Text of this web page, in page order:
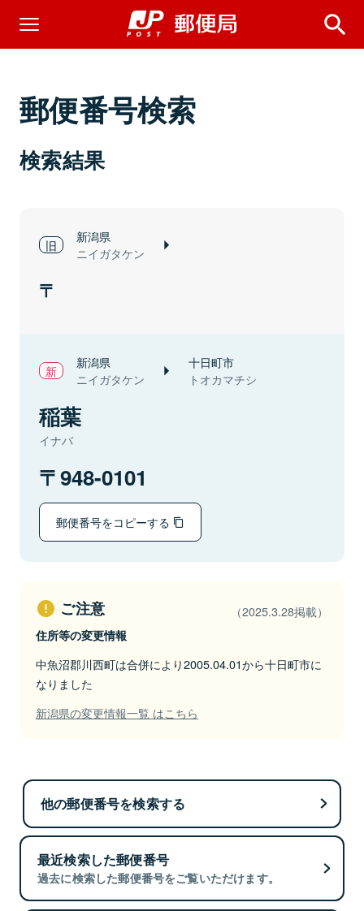
郵便番号検索
検索結果
新潟県
ニイガタケン
新潟県
ニイガタケン
十日町市
トオカマチシ
稲葉
イナバ
948-0101
郵便番号をコピーする
ご注意 （2025.3.28掲載）
住所等の変更情報
中魚沼郡川西町は合併により2005.04.01から十日町市に
なりました
新潟県の変更情報一覧 はこちら
他の郵便番号を検索する
最近検索した郵便番号
過去に検索した郵便番号をご覧いただけます。